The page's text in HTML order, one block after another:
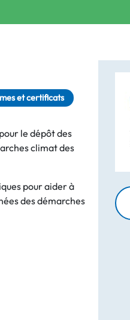
et certificats
le dépôt des
climat des
pour aider à
des démarches